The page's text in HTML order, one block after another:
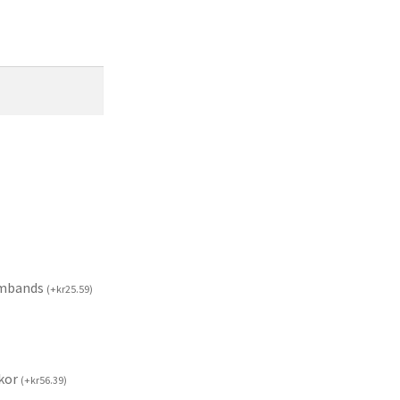
(+kr25.59)
(+kr56.39)